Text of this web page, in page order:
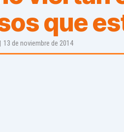
que
13 de noviembre de 2014